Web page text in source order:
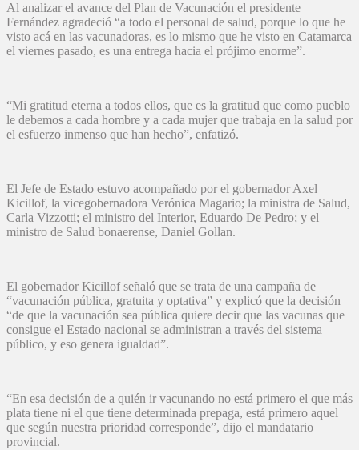
Al analizar el avance del Plan de Vacunación el presidente
Fernández agradeció “a todo el personal de salud, porque lo que he
visto acá en las vacunadoras, es lo mismo que he visto en Catamarca
el viernes pasado, es una entrega hacia el prójimo enorme”.
“Mi gratitud eterna a todos ellos, que es la gratitud que como pueblo
le debemos a cada hombre y a cada mujer que trabaja en la salud por
el esfuerzo inmenso que han hecho”, enfatizó.
El Jefe de Estado estuvo acompañado por el gobernador Axel
Kicillof, la vicegobernadora Verónica Magario; la ministra de Salud,
Carla Vizzotti; el ministro del Interior, Eduardo De Pedro; y el
ministro de Salud bonaerense, Daniel Gollan.
El gobernador Kicillof señaló que se trata de una campaña de
“vacunación pública, gratuita y optativa” y explicó que la decisión
“de que la vacunación sea pública quiere decir que las vacunas que
consigue el Estado nacional se administran a través del sistema
público, y eso genera igualdad”.
“En esa decisión de a quién ir vacunando no está primero el que más
plata tiene ni el que tiene determinada prepaga, está primero aquel
que según nuestra prioridad corresponde”, dijo el mandatario
provincial.